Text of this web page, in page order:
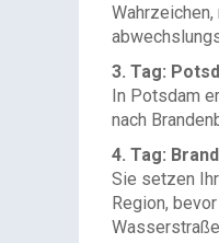
3. Tag:
In Potsdam
nach
4. Tag:
Sie setzen
Region,